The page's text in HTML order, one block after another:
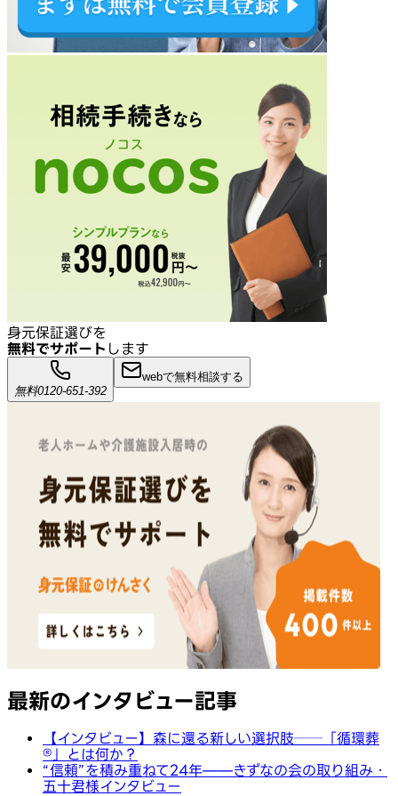
身元保証選びを
無料でサポート します
無料0120-651-392
webで無料相談する
最新のインタビュー記事
【インタビュー】森に還る新しい選択肢──「循環葬
®︎」とは何か？
“信頼”を積み重ねて24年——きずなの会の取り組み・
五十君様インタビュー